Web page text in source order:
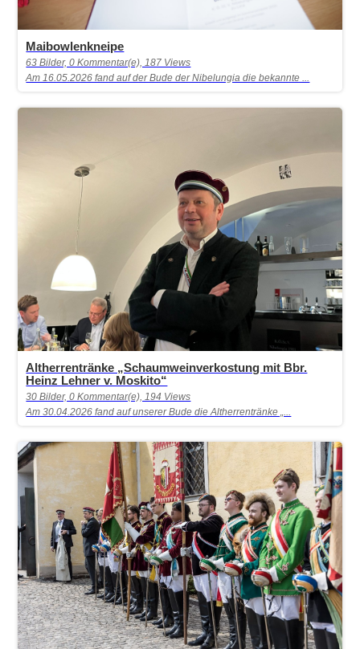
Maibowlenkneipe
63 Bilder, 0 Kommentar(e), 187 Views
Am 16.05.2026 fand auf der Bude der Nibelungia die bekannte ...
Altherrentränke „Schaumweinverkostung mit Bbr.
Heinz Lehner v. Moskito“
30 Bilder, 0 Kommentar(e), 194 Views
Am 30.04.2026 fand auf unserer Bude die Altherrentränke „...